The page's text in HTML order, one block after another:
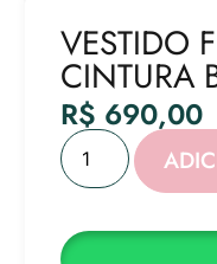
VESTIDO
CINTURA
R$ 690,00